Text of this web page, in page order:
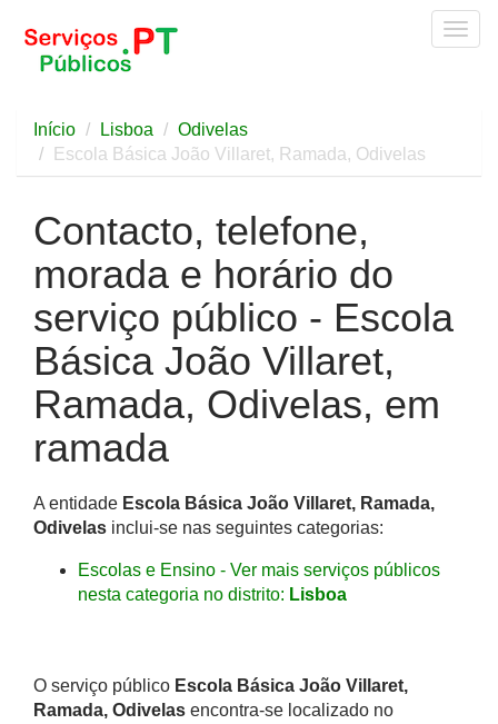
Início Lisboa
Odivelas
Escola Básica João Villaret, Ramada, Odivelas
Contacto, telefone,
morada e horário do
serviço público - Escola
Básica João Villaret,
Ramada, Odivelas, em
ramada
A entidade Escola Básica João Villaret, Ramada,
Odivelas inclui-se nas seguintes categorias:
Escolas e Ensino - Ver mais serviços públicos
nesta categoria no distrito: Lisboa
O serviço público Escola Básica João Villaret,
Ramada, Odivelas encontra-se localizado no